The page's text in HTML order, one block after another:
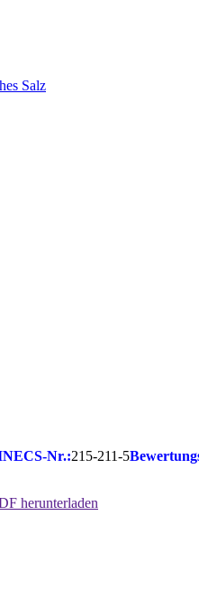
Salz
Nr.:215-211-5
herunterladen